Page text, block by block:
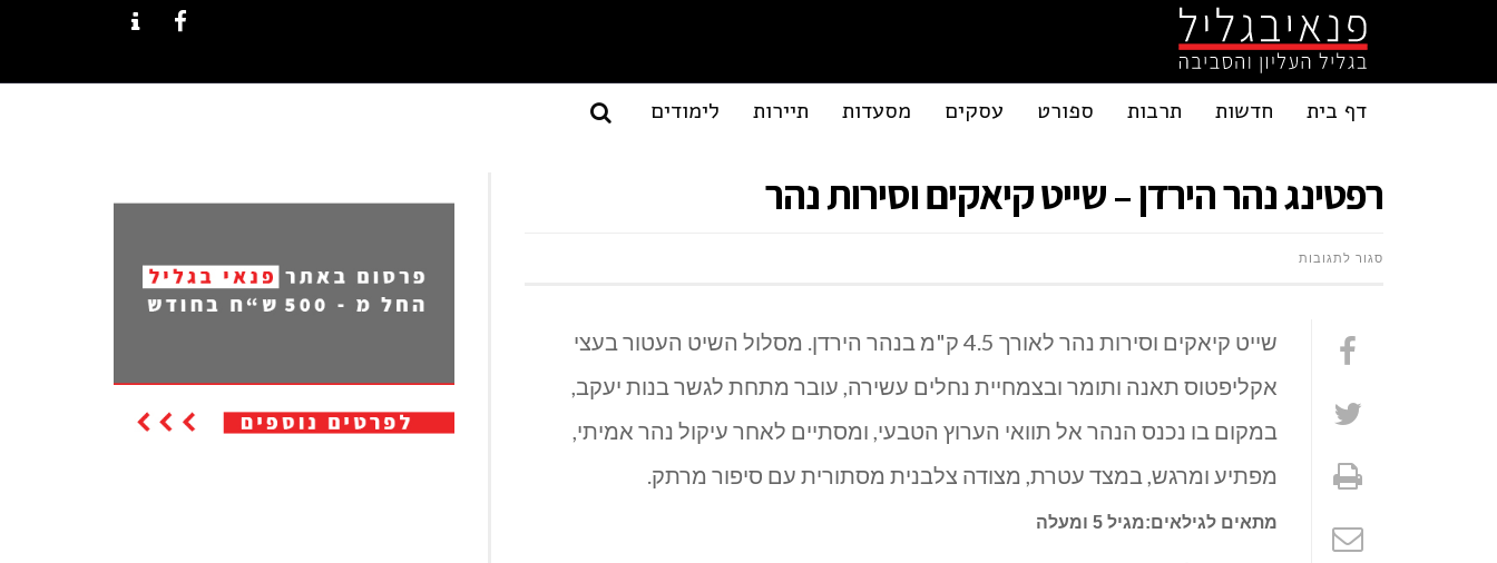
דף בית חדשות תרבות ספורט עסקים מסעדות תיירות לימודים
רפטינג נהר הירדן – שייט קיאקים וסירות נהר
סגור לתגובותעל
שייט קיאקים וסירות נהר לאורך 4.5 ק"מ בנהר הירדן. מסלול השיט העטור בעצי
אקליפטוס תאנה ותומר ובצמחיית נחלים עשירה, עובר מתחת לגשר בנות יעקב,
במקום בו נכנס הנהר אל תוואי הערוץ הטבעי, ומסתיים לאחר עיקול נהר אמיתי,
מפתיע ומרגש, במצד עטרת, מצודה צלבנית מסתורית עם סיפור מרתק.
מתאים לגילאים:מגיל 5 ומעלה